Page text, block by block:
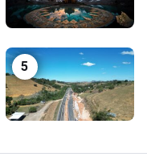
5